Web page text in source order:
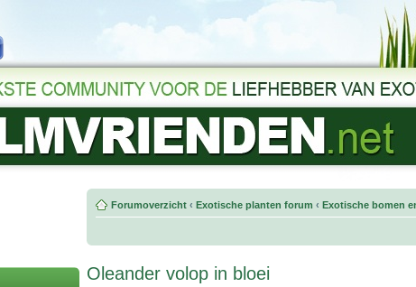
Forumoverzicht ‹ Exotische planten forum ‹ Exotische bomen
Oleander volop in bloei